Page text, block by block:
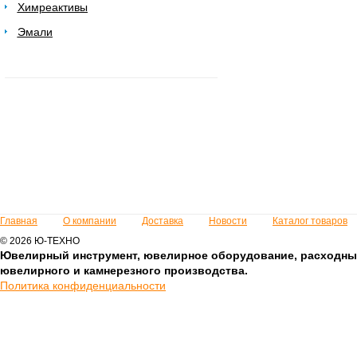
Химреактивы
Эмали
Главная О компании Доставка Новости
Каталог товаров
© 2026 Ю-ТЕХНО
Ювелирный инструмент, ювелирное оборудование,
ювелирного и камнерезного производства.
Политика конфиденциальности